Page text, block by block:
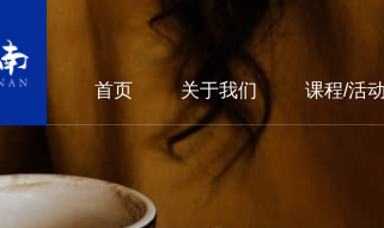
首页 关于我们 课程/活动